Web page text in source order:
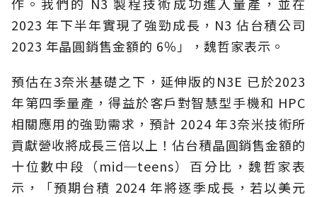
2023 年下半年實現了強勁成長，N3 佔台積公司
2023 年晶圓銷售金額的 6％」，魏哲家表示。
預估在3奈米基礎之下，延伸版的N3E 已於2023
年第四季量產，得益於客戶對智慧型手機和 HPC
相關應用的強勁需求，預計 2024 年3奈米技術所
貢獻營收將成長三倍以上！佔台積晶圓銷售金額的
十位數中段（mid─teens）百分比，魏哲家表
示，「預期台積 2024 年將逐季成長，若以美元